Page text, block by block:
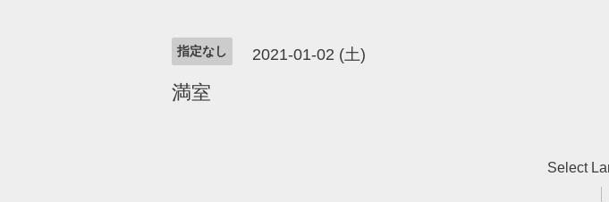
指定なし 2021-01-02 (土)
満室
Select